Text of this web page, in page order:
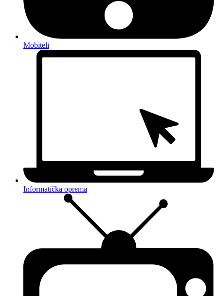
Mobiteli
Informatička oprema